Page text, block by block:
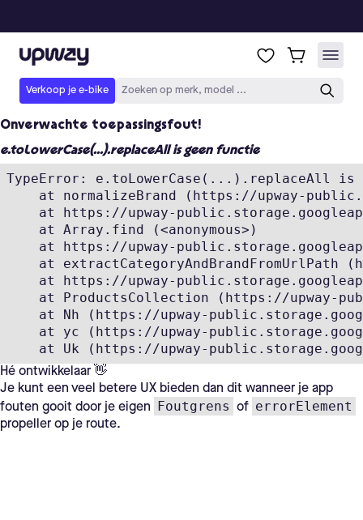
Onverwachte toepassingsfout!
e.toLowerCase(...).replaceAll is geen functie
TypeError: e.toLowerCase(...).replaceAll
at normalizeBrand (https://upway-
at https://upway-
    at Array.find (<anonymous>)
at https://upway-
at extractCategoryAndBrandFromUrlPath
at https://upway-
at ProductsCollection (https://upway-
at Nh (https://upway-
at yc (https://upway-
at Uk (https://upway-
Hé ontwikkelaar 👋
Je kunt een veel betere UX bieden dan dit wanneer je app
fouten gooit door je eigen
Foutgrens of errorElement
propeller op je route.